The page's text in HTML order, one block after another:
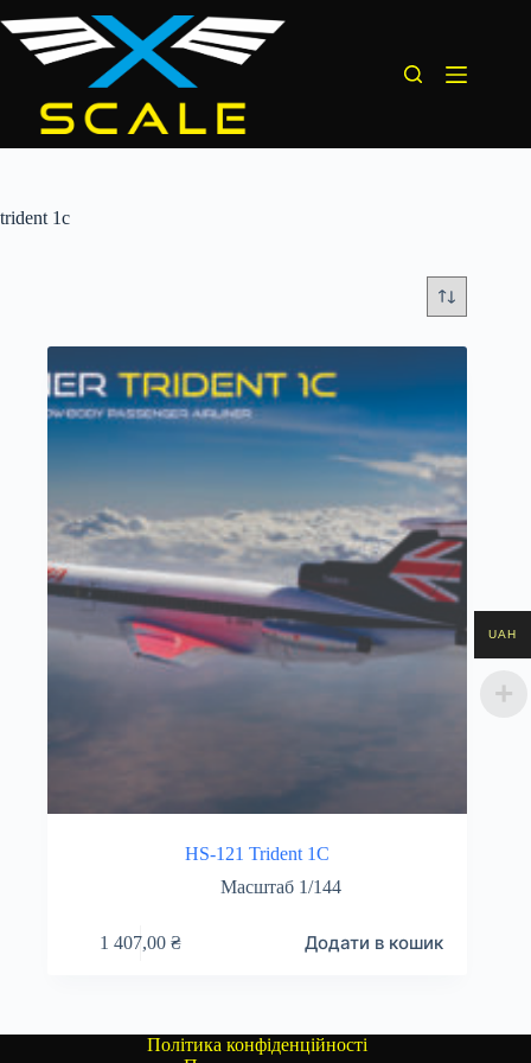
до
вмісту
trident 1c
HS-121 Trident 1C
Масштаб 1/144
1 407,00₴ Додати в кошик
Політика конфіденційності
UAH